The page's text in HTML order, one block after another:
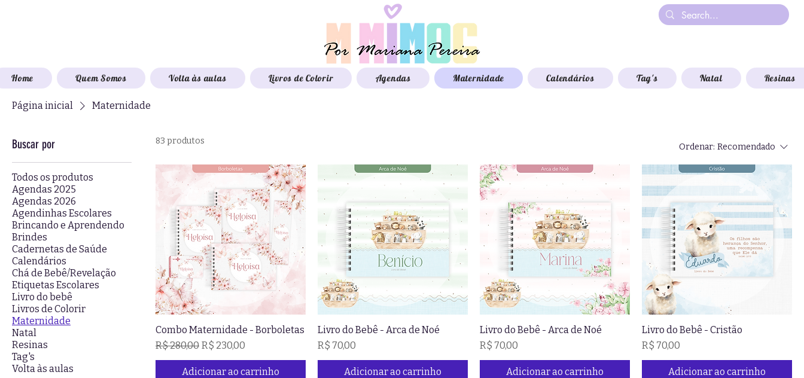
Home Quem Somos Volta às aulas Livros de Colorir Agendas Maternidade Calendários Tag's Natal Resinas
Página inicial Maternidade
Buscar por
Todos os produtos
Agendas 2025
Agendas 2026
Agendinhas Escolares
Brincando e Aprendendo
Brindes
Cadernetas de Saúde
Calendários
Chá de Bebê/Revelação
Etiquetas Escolares
Livro do bebê
Livros de Colorir
Maternidade
Natal
Resinas
Tag's
Volta às aulas
83 produtos
Ordenar: Recomendado
Combo Maternidade - Borboletas
Preço normal
R$ 280,00 Preço promocional
R$ 230,00
Adicionar ao carrinho
Livro do Bebê - Arca de Noé
Preço
R$ 70,00
Adicionar ao carrinho
Livro do Bebê - Arca de Noé
Preço
R$ 70,00
Adicionar ao carrinho
Livro do Bebê - Cristão
Preço
R$ 70,00
Adicionar ao carrinho